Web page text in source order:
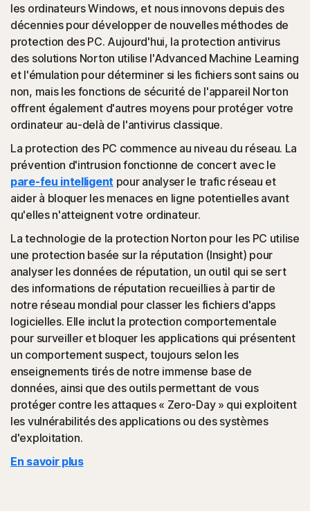
PUA
(applications potentiellement indésirables) : la protection
Norton détecte les extensions de navigateur ou les
applications connues pour causer des problèmes et les
désinstalle.
Attaques basées sur un script
(JavaScript, VBA, VBS, Powershell) : les menaces en
ligne modernes utilisent des langages de script au lieu de
fichiers exécutables. La protection Norton les détecte et
Fraude aux réseaux sociaux◊
La protection Norton aide à bloquer le like-jacking
(détournement de « J'aime ») sur Facebook. Il s'agit d'un
type de clickjacking qui consiste à appliquer un
« J'aime » à un élément malveillant en arrière-plan et
ainsi en faire la promotion auprès de vos amis.
Fraude au support technique◊
La protection Norton aide à bloquer les sites web qui
imitent le support technique officiel d'entreprises.
les ordinateurs Windows, et nous innovons depuis des
décennies pour développer de nouvelles méthodes de
protection des PC. Aujourd'hui, la protection antivirus
des solutions Norton utilise l'Advanced Machine Learning
et l'émulation pour déterminer si les fichiers sont sains ou
non, mais les fonctions de sécurité de l'appareil Norton
offrent également d'autres moyens pour protéger votre
ordinateur au-delà de l'antivirus classique.
La protection des PC commence au niveau du réseau. La
prévention d'intrusion fonctionne de concert avec le
pare-feu intelligent pour analyser le trafic réseau et
aider à bloquer les menaces en ligne potentielles avant
qu'elles n'atteignent votre ordinateur.
La technologie de la protection Norton pour les PC utilise
une protection basée sur la réputation (Insight) pour
analyser les données de réputation, un outil qui se sert
des informations de réputation recueillies à partir de
notre réseau mondial pour classer les fichiers d'apps
logicielles. Elle inclut la protection comportementale
pour surveiller et bloquer les applications qui présentent
un comportement suspect, toujours selon les
enseignements tirés de notre immense base de
données, ainsi que des outils permettant de vous
protéger contre les attaques « Zero-Day » qui exploitent
les vulnérabilités des applications ou des systèmes
d'exploitation.
En savoir plus